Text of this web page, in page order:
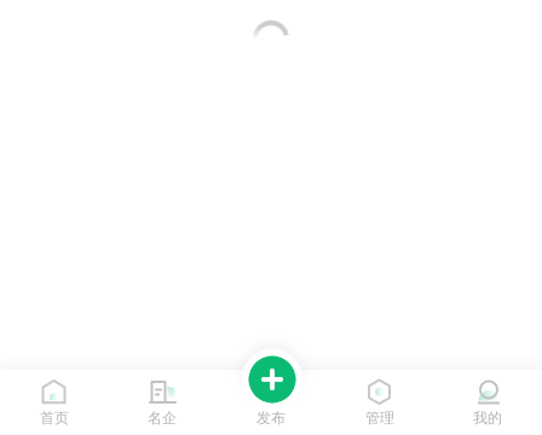
首页 名企 发布 管理 我的